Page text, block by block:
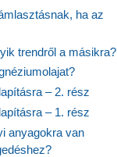
ha az
trendről a másikra?
– 2. rész
– 1. rész
anyagokra van